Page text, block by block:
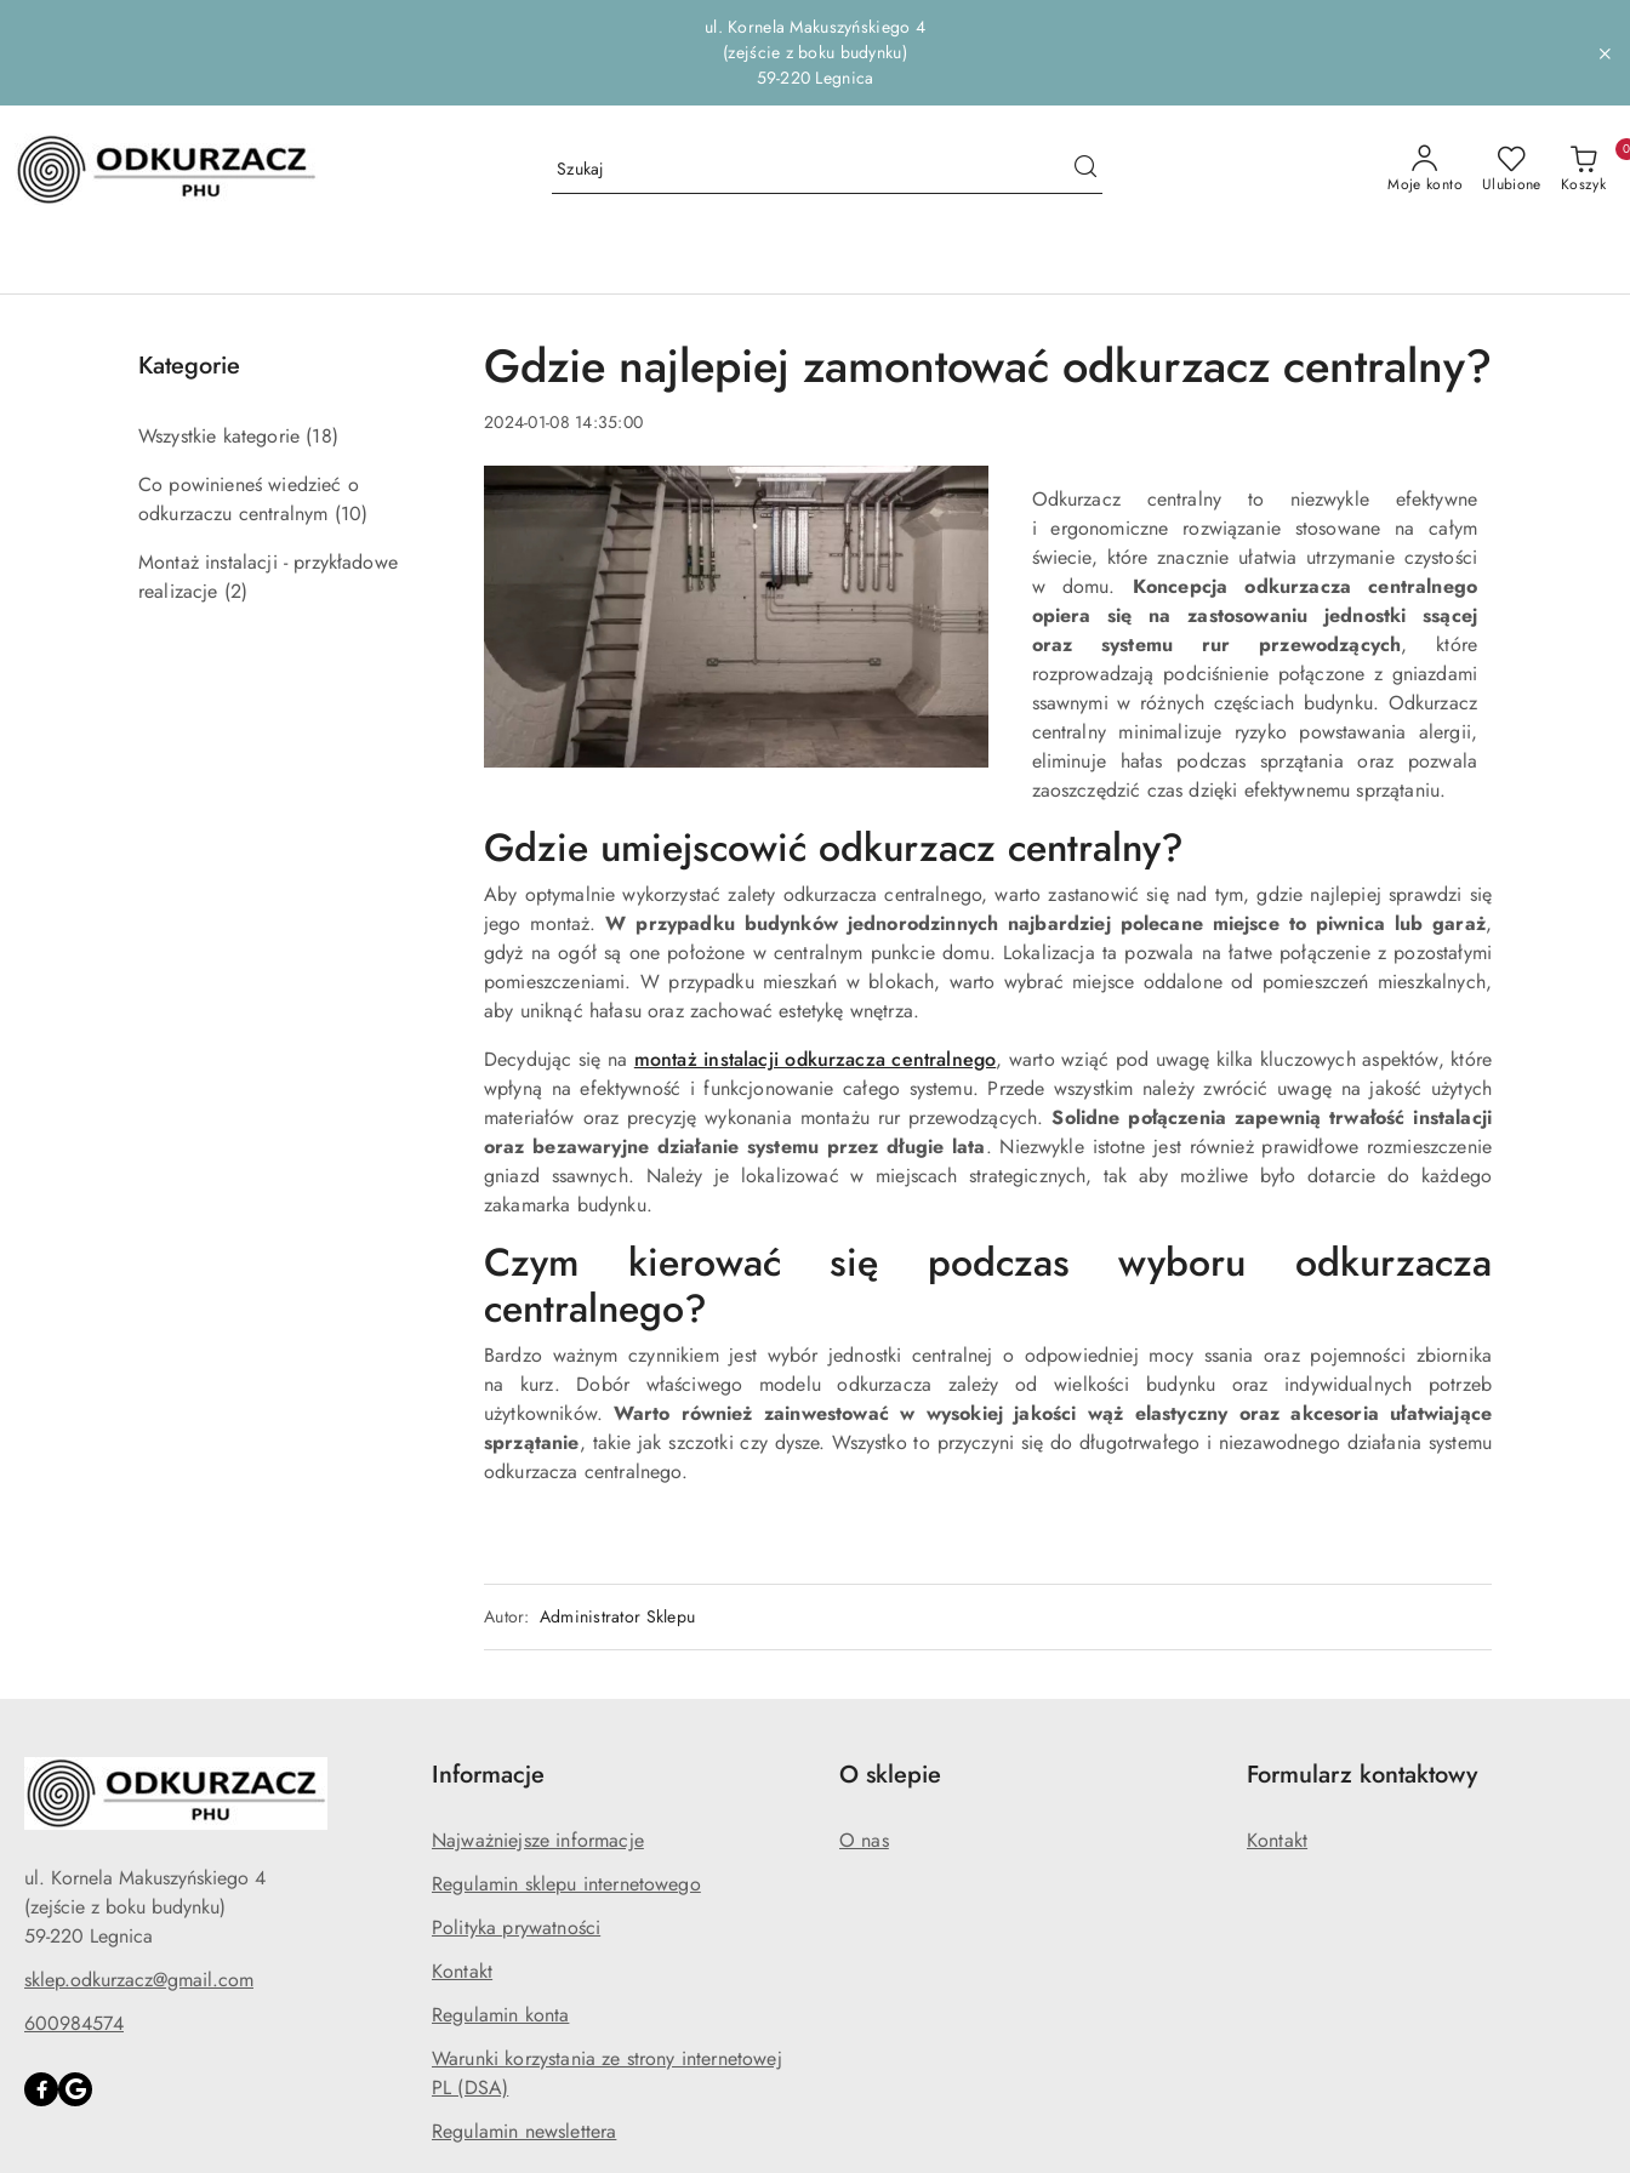
ul. Kornela Makuszyńskiego 4
(zejście z boku budynku)
59-220 Legnica
Moje konto Ulubione Koszyk
0
Kategorie
Wszystkie kategorie (18)
Co powinieneś wiedzieć o
odkurzaczu centralnym (10)
Montaż instalacji - przykładowe
realizacje (2)
Gdzie najlepiej zamontować odkurzacz centralny?
2024-01-08 14:35:00
Odkurzacz centralny to niezwykle efektywne
i ergonomiczne rozwiązanie stosowane na całym
świecie, które znacznie ułatwia utrzymanie czystości
w domu. Koncepcja odkurzacza centralnego
opiera się na zastosowaniu jednostki ssącej
oraz systemu rur przewodzących, które
rozprowadzają podciśnienie połączone z gniazdami
ssawnymi w różnych częściach budynku. Odkurzacz
centralny minimalizuje ryzyko powstawania alergii,
eliminuje hałas podczas sprzątania oraz pozwala
zaoszczędzić czas dzięki efektywnemu sprzątaniu.
Gdzie umiejscowić odkurzacz centralny?
Aby optymalnie wykorzystać zalety odkurzacza centralnego, warto zastanowić się nad tym, gdzie najlepiej sprawdzi się
jego montaż.W przypadku budynków jednorodzinnych najbardziej polecane miejsce to piwnica lub garaż,
gdyż na ogół są one położone w centralnym punkcie domu. Lokalizacja ta pozwala na łatwe połączenie z pozostałymi
pomieszczeniami. W przypadku mieszkań w blokach, warto wybrać miejsce oddalone od pomieszczeń mieszkalnych,
aby uniknąć hałasu oraz zachować estetykę wnętrza.
Decydując się na montaż instalacji odkurzacza centralnego, warto wziąć pod uwagę kilka kluczowych aspektów, które
wpłyną na efektywność i funkcjonowanie całego systemu. Przede wszystkim należy zwrócić uwagę na jakość użytych
materiałów oraz precyzję wykonania montażu rur przewodzących.Solidne połączenia zapewnią trwałość instalacji
oraz bezawaryjne działanie systemu przez długie lata. Niezwykle istotne jest również prawidłowe rozmieszczenie
gniazd ssawnych. Należy je lokalizować w miejscach strategicznych, tak aby możliwe było dotarcie do każdego
zakamarka budynku.
Czym kierować się podczas wyboru odkurzacza
centralnego?
Bardzo ważnym czynnikiem jest wybór jednostki centralnej o odpowiedniej mocy ssania oraz pojemności zbiornika
na kurz. Dobór właściwego modelu odkurzacza zależy od wielkości budynku oraz indywidualnych potrzeb
użytkowników.Warto również zainwestować w wysokiej jakości wąż elastyczny oraz akcesoria ułatwiające
sprzątanie, takie jak szczotki czy dysze. Wszystko to przyczyni się do długotrwałego i niezawodnego działania systemu
odkurzacza centralnego.
Autor: Administrator Sklepu
ul. Kornela Makuszyńskiego 4
(zejście z boku budynku)
59-220 Legnica
sklep.odkurzacz@gmail.com
600984574
Informacje
Najważniejsze informacje
Regulamin sklepu internetowego
Polityka prywatności
Kontakt
Regulamin konta
Warunki korzystania ze strony internetowej
PL (DSA)
Regulamin newslettera
O sklepie
O nas
Formularz kontaktowy
Kontakt